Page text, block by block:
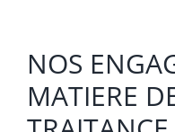
NOS
MATIERE